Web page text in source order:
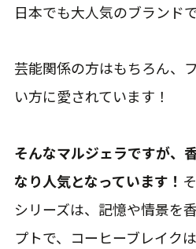
日本でも大人気のブランドで
芸能関係の方はもちろん、
い方に愛されています！
そんなマルジェラですが、
なり人気となっています！
シリーズは、記憶や情景を
プトで、コーヒーブレイク